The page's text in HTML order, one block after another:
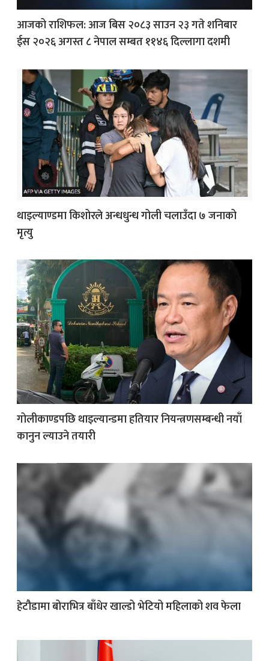
आजको राशिफल: आज बिस २०८३ साउन २३ गते शनिबार
ईस २०२६ अगस्त ८ नेपाल सम्बत ११४६ दिल्लागा दशमी
थाइल्याण्डमा किशोरले अन्धधुन्ध गोली चलाउँदा ७ जनाको
मृत्यु
गोलीकाण्डपछि थाइल्यान्डमा हतियार नियन्त्रणसम्बन्धी नयाँ
कानुन ल्याउने तयारी
हेटौडामा बोराभित्र बाँधेर खाल्डो भेटियो महिलाको शव फेला